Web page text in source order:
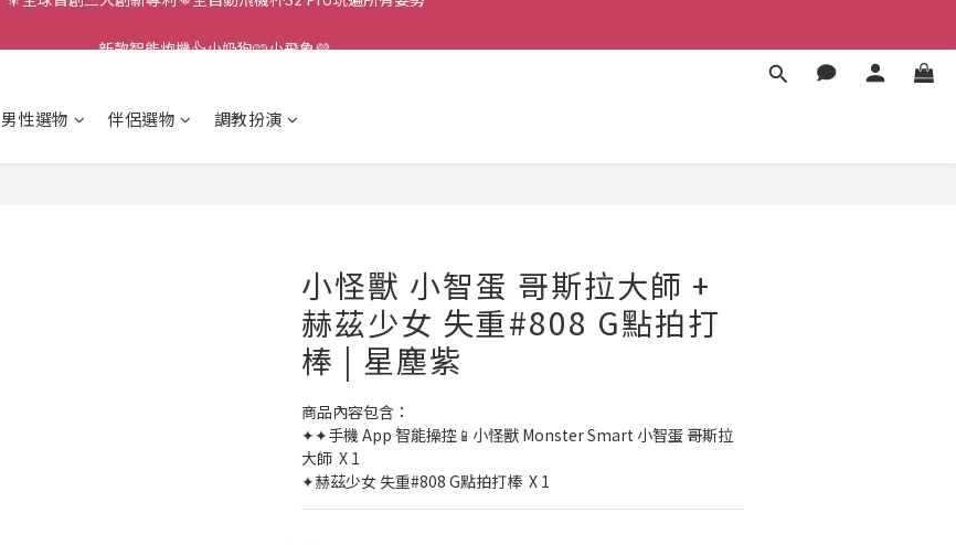
🎇全球首創三大創新專利👊全自動飛機杯S2 Pro玩遍所有姿勢
男性選物 伴侶選物 調教扮演
小怪獸 小智蛋 哥斯拉大師 +
赫茲少女 失重#808 G點拍打
棒 | 星塵紫
商品內容包含：
✦✦手機 App 智能操控📱小怪獸 Monster Smart 小智蛋 哥斯拉
大師  X 1
✦赫茲少女 失重#808 G點拍打棒  X 1